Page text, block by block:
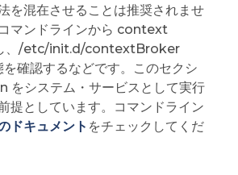
を混在させることは推奨されませ
マンドラインから context
、/etc/init.d/contextBroker
確認するなどです。このセクシ
をシステム・サービスとして実行
提としています。コマンドライン
ドキュメント をチェックしてくだ